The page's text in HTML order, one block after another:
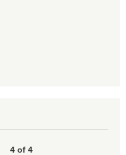
4 of 4